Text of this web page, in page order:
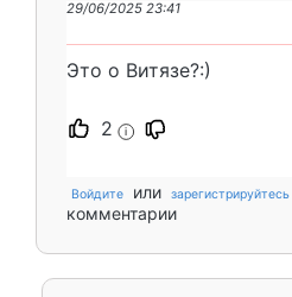
29/06/2025 23:41
Это о Витязе?:)
2 i
Войдите или зарегистрируйтесь
комментарии